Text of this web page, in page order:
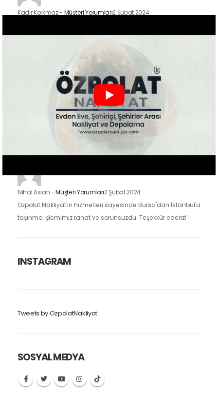
Kadir Korkmaz- Müşteri Yorumları2 Şubat 2024
Nakliyat'ın hizmetlerinden faydalandık ve sonuçtan çok
-Müşteri Yorumları2 Şubat 2024
Özpolat Nakliyat ile çalışmak, Gaziantep'ten Ankara'ya
taşınma işlemimizi oldukça kolaylaştırdı. Eşyalarımızı dikkatle
Nihal Aslan-Müşteri Yorumları2 Şubat 2024
Özpolat Nakliyat'ın hizmetleri sayesinde Bursa'dan İstanbul'a
taşınma işlemimiz rahat ve sorunsuzdu. Teşekkür ederiz!
INSTAGRAM
Tweets by OzpolatNakliyat
SOSYAL MEDYA